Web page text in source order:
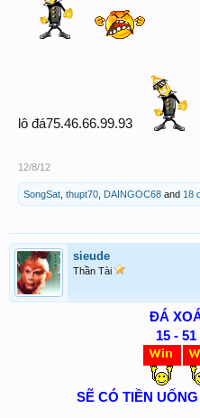
lô đá75.46.66.99.93
12/8/12
SongSat thupt70 DAINGOC68 and 18
sieude
Thần Tài
ĐÁ
15 - 51
SẼ CÓ TIỀN